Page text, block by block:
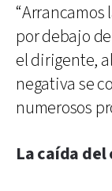
por debajo
el dirigente,
negativa se
numerosos
La caída